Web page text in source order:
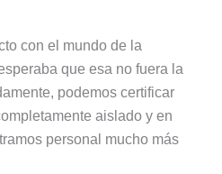
con el mundo de la
que esa no fuera la
podemos certificar
aislado y en
personal mucho más